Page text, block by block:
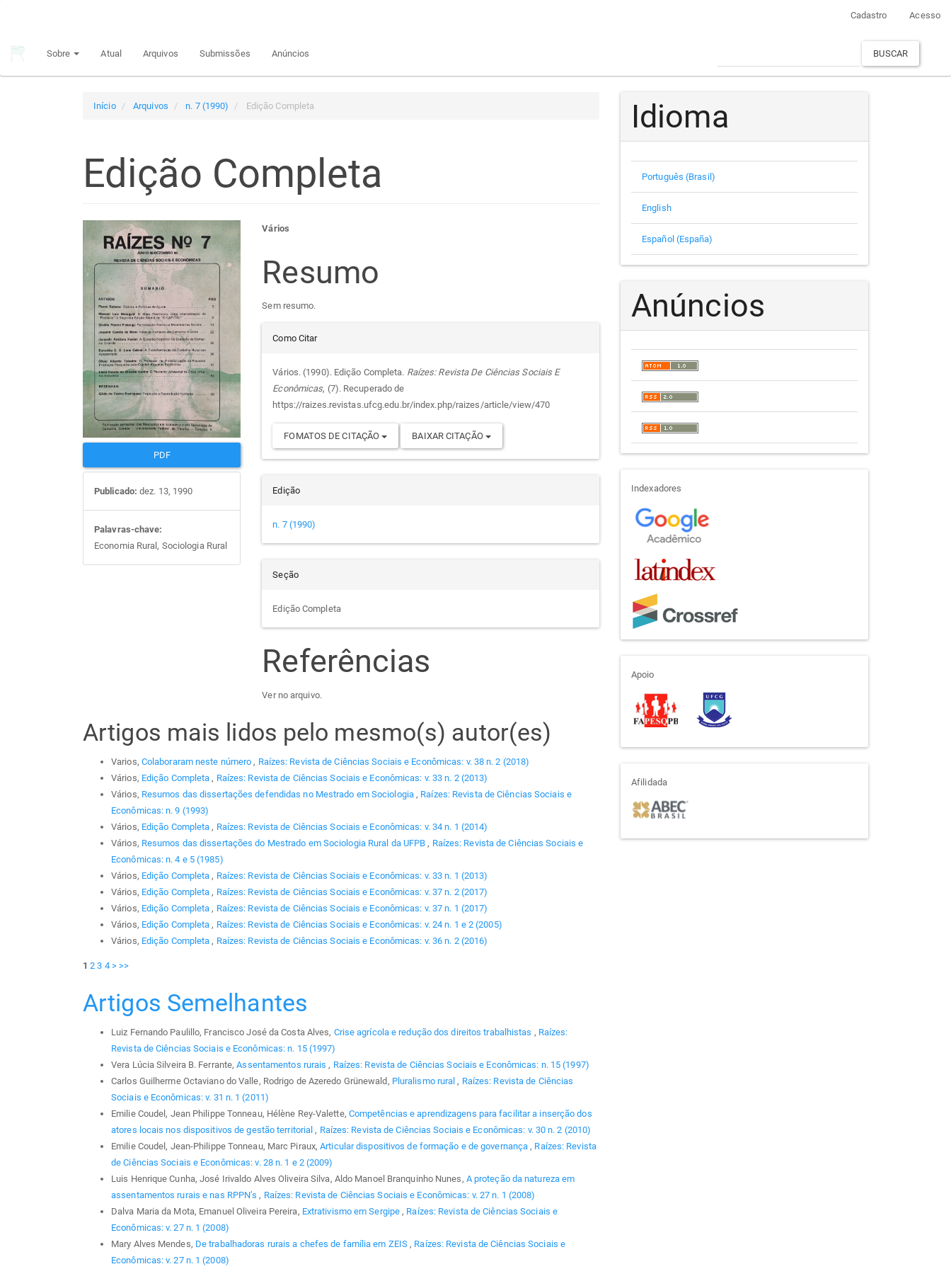
principal
Cadastro Acesso
Sobre Atual Arquivos Submissões Anúncios BUSCAR
Início Arquivos n. 7 (1990) Edição Completa
Edição Completa
Barra
lateral
de
artigos
PDF
Publicado: dez. 13, 1990
Palavras-chave:
Economia Rural, Sociologia Rural
Conteúdo
do
artigo
principal
Vários
Resumo
Sem resumo.
Detalhes
do
artigo
Como Citar
Vários. (1990). Edição Completa. Raízes: Revista De Ciências Sociais E
Econômicas, (7). Recuperado de
https://raizes.revistas.ufcg.edu.br/index.php/raizes/article/view/470
FOMATOS DE CITAÇÃO BAIXAR CITAÇÃO
Edição
n. 7 (1990)
Seção
Edição Completa
Referências
Ver no arquivo.
Artigos mais lidos pelo mesmo(s) autor(es)
Varios, Colaboraram neste número, Raízes: Revista de Ciências Sociais e Econômicas: v. 38 n. 2 (2018)
Vários, Edição Completa, Raízes: Revista de Ciências Sociais e Econômicas: v. 33 n. 2 (2013)
Vários, Resumos das dissertações defendidas no Mestrado em Sociologia, Raízes: Revista de Ciências Sociais e
Econômicas: n. 9 (1993)
Vários, Edição Completa, Raízes: Revista de Ciências Sociais e Econômicas: v. 34 n. 1 (2014)
Vários, Resumos das dissertações do Mestrado em Sociologia Rural da UFPB, Raízes: Revista de Ciências Sociais e
Econômicas: n. 4 e 5 (1985)
Vários, Edição Completa, Raízes: Revista de Ciências Sociais e Econômicas: v. 33 n. 1 (2013)
Vários, Edição Completa, Raízes: Revista de Ciências Sociais e Econômicas: v. 37 n. 2 (2017)
Vários, Edição Completa, Raízes: Revista de Ciências Sociais e Econômicas: v. 37 n. 1 (2017)
Vários, Edição Completa, Raízes: Revista de Ciências Sociais e Econômicas: v. 24 n. 1 e 2 (2005)
Vários, Edição Completa, Raízes: Revista de Ciências Sociais e Econômicas: v. 36 n. 2 (2016)
1 2 3 4 > >>
Artigos Semelhantes
Luiz Fernando Paulillo, Francisco José da Costa Alves, Crise agrícola e redução dos direitos trabalhistas , Raízes:
Revista de Ciências Sociais e Econômicas: n. 15 (1997)
Vera Lúcia Silveira B. Ferrante,Assentamentos rurais, Raízes: Revista de Ciências Sociais e Econômicas: n. 15 (1997)
Carlos Guilherme Octaviano do Valle, Rodrigo de Azeredo Grünewald, Pluralismo rural, Raízes: Revista de Ciências
Sociais e Econômicas: v. 31 n. 1 (2011)
Emilie Coudel, Jean Philippe Tonneau, Hélène Rey-Valette, Competências e aprendizagens para facilitar a inserção dos
atores locais nos dispositivos de gestão territorial, Raízes: Revista de Ciências Sociais e Econômicas: v. 30 n. 2 (2010)
Emilie Coudel, Jean-Philippe Tonneau, Marc Piraux,Articular dispositivos de formação e de governança, Raízes: Revista
de Ciências Sociais e Econômicas: v. 28 n. 1 e 2 (2009)
Luis Henrique Cunha, José Irivaldo Alves Oliveira Silva, Aldo Manoel Branquinho Nunes, A proteção da natureza em
assentamentos rurais e nas RPPN’s, Raízes: Revista de Ciências Sociais e Econômicas: v. 27 n. 1 (2008)
Dalva Maria da Mota, Emanuel Oliveira Pereira, Extrativismo em Sergipe, Raízes: Revista de Ciências Sociais e
Econômicas: v. 27 n. 1 (2008)
Mary Alves Mendes, De trabalhadoras rurais a chefes de família em ZEIS, Raízes: Revista de Ciências Sociais e
Econômicas: v. 27 n. 1 (2008)
Idioma
Português (Brasil)
English
Español (España)
Anúncios
indexadores
Indexadores
apoio
Apoio
afiliada
Afilidada